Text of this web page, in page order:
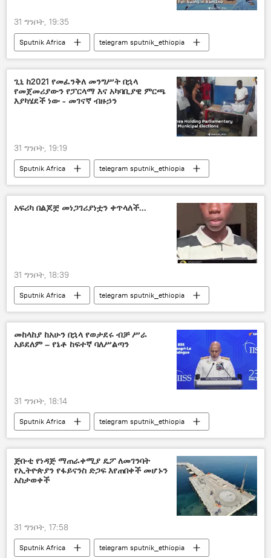
31 ግንቦት, 19:35
Sputnik Africa telegram sputnik_ethiopia
ጊኒ ከ2021 የመፈንቅለ መንግሥት በኋላ
የመጀመሪያውን የፓርላማ እና አካባቢያዊ ምርጫ
እያካሄደች ነው - መገናኛ ብዙኃን
31 ግንቦት, 19:19
Sputnik Africa telegram sputnik_ethiopia
አፍሪካ በልጆቿ መነጋገሪያነቷን ቀጥላለች...
31 ግንቦት, 18:39
Sputnik Africa telegram sputnik_ethiopia
መከላከያ ከአሁን በኋላ የወታደሩ ብቻ ሥራ
አይደለም – የኔቶ ከፍተኛ ባለሥልጣን
31 ግንቦት, 18:14
Sputnik Africa telegram sputnik_ethiopia
ጅቡቲ የነዳጅ ማጠራቀሚያ ዴፖ ለመገንባት
የኢትዮጵያን የፋይናንስ ድጋፍ እየጠበቀች መሆኑን
አስታወቀች
31 ግንቦት, 17:58
Sputnik Africa telegram sputnik_ethiopia